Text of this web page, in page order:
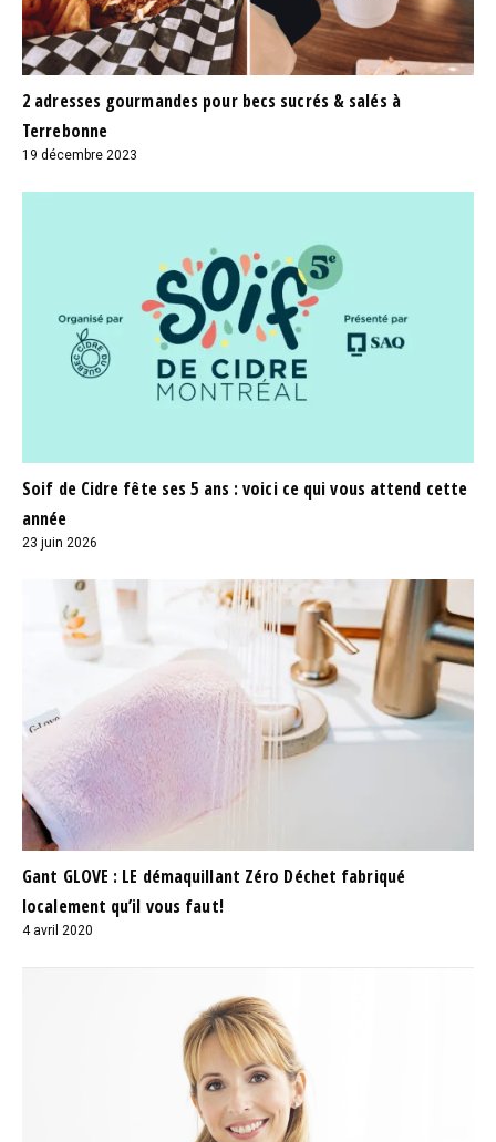
2 adresses gourmandes pour becs sucrés & salés à
Terrebonne
19 décembre 2023
Soif de Cidre fête ses 5 ans : voici ce qui vous attend cette
année
23 juin 2026
Gant GLOVE : LE démaquillant Zéro Déchet fabriqué
localement qu’il vous faut!
4 avril 2020